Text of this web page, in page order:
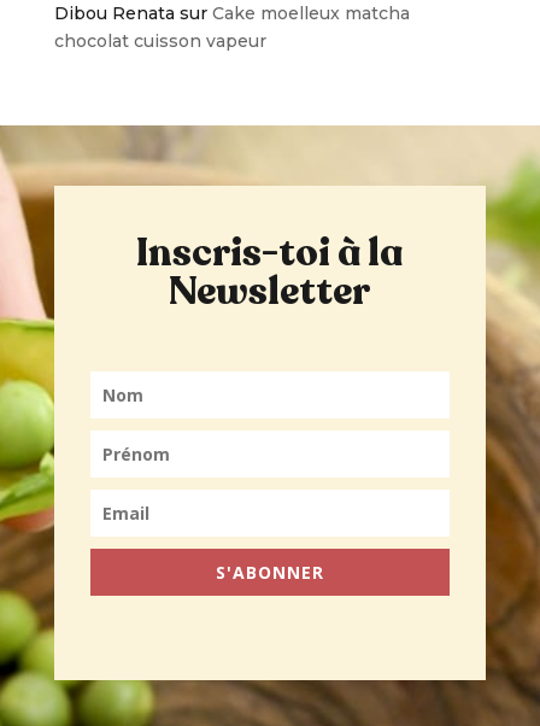
Dibou Renata sur Cake moelleux matcha
chocolat cuisson vapeur
Inscris-toi à la
Newsletter
S'ABONNER